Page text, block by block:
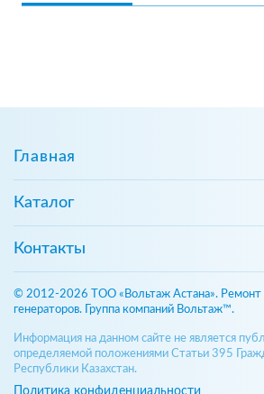
Главная
Каталог
Контакты
© 2012-2026 ТОО «Вольтаж Астана». Ремонт
генераторов. Группа компаний Вольтаж™.
Информация на данном сайте не является
определяемой положениями Статьи 395
Республики Казахстан.
Политика конфиденциальности